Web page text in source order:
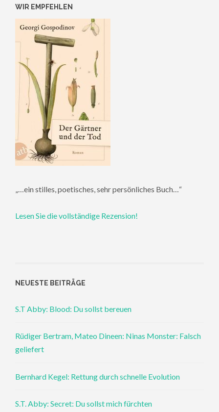
WIR EMPFEHLEN
„…ein stilles, poetisches, sehr persönliches Buch…“
Lesen Sie die vollständige Rezension!
NEUESTE BEITRÄGE
S.T Abby: Blood: Du sollst bereuen
Rüdiger Bertram, Mateo Dineen: Ninas Monster: Falsch
geliefert
Bernhard Kegel: Rettung durch schnelle Evolution
S.T. Abby: Secret: Du sollst mich fürchten